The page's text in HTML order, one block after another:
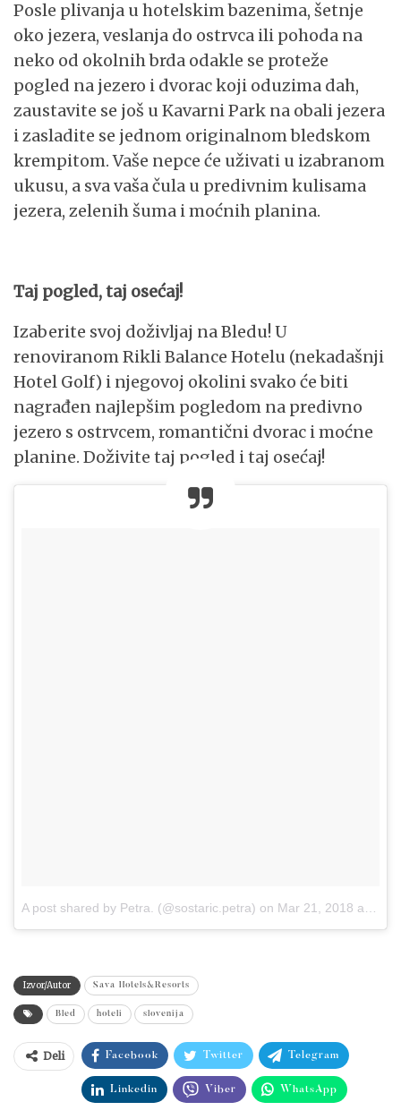
Posle plivanja u hotelskim bazenima, šetnje
oko jezera, veslanja do ostrvca ili pohoda na
neko od okolnih brda odakle se proteže
pogled na jezero i dvorac koji oduzima dah,
zaustavite se još u Kavarni Park na obali jezera
i zasladite se jednom originalnom bledskom
krempitom. Vaše nepce će uživati u izabranom
ukusu, a sva vaša čula u predivnim kulisama
jezera, zelenih šuma i moćnih planina.
Taj pogled, taj osećaj!
Izaberite svoj doživljaj na Bledu! U
renoviranom Rikli Balance Hotelu (nekadašnji
Hotel Golf) i njegovoj okolini svako će biti
nagrađen najlepšim pogledom na predivno
jezero s ostrvcem, romantični dvorac i moćne
planine. Doživite taj pogled i taj osećaj!
A post shared by Petra. (@sostaric.petra) on Mar 21, 2018 at 5:23am PDT
Izvor/Autor Sava Hotels&Resorts
Bled hoteli slovenija
Deli Facebook Twitter Telegram
Linkedin Viber WhatsApp